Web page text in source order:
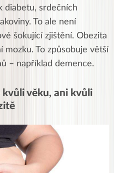
diabetu, srdečních
To ale není
šokující zjištění. Obezita
mozku. To způsobuje větší
– například demence.
kvůli věku, ani kvůli